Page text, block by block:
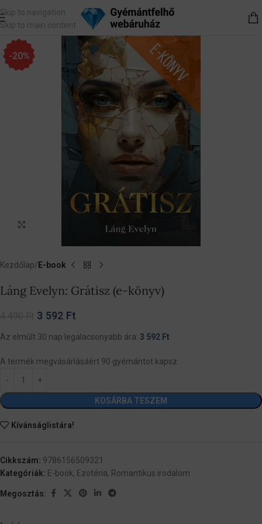
Skip to navigation
Skip to main content
-20%
Kezdőlap E-book
Láng Evelyn: Grátisz (e-könyv)
3 592 Ft
Az elmúlt 30 nap legalacsonyabb ára: 3 592 Ft
A termék megvásárlásáért 90 gyémántot kapsz.
KOSÁRBA TESZEM
Kívánságlistára!
Cikkszám: 9786156509321
Kategóriák: E-book, Ezotéria, Romantikus irodalom
Megosztás: